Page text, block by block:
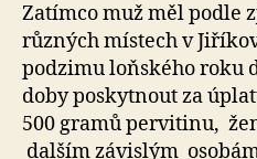
Zatímco muž měl podle
různých místech v
podzimu loňského roku
doby poskytnout za
500 gramů pervitinu,
dalším závislým